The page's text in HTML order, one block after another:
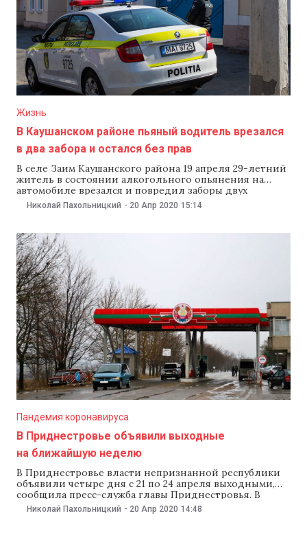
Жизнь
В Каушанском районе пьяный водитель врезался
в два забора и остался без прав
В селе Заим Каушанского района 19 апреля 29-летний
житель в состоянии алкогольного опьянения на
автомобиле врезался и повредил заборы двух
домохозяйств, сообщила пресс-служба
генинспектората полиции. Пострадавшие обратились
водителя. Тест на наличие алкоголя показал 2,19
промилле. Водитель не мог разговаривать с
полицейскими. Автомобиль отправили на
штрафстоянку.
Николай Пахольницкий - 20 Апр 2020 15:14
Пандемия коронавируса
В Приднестровье объявили выходные
на ближайшую неделю
В Приднестровье власти непризнанной республики
объявили четыре дня с 21 по 24 апреля выходными,
сообщила пресс-служба главы Приднестровья. В
дальнейшем эти дни отработают по субботам.
Медучреждения продолжат работу в штатном
Николай Пахольницкий - 20 Апр 2020 14:48